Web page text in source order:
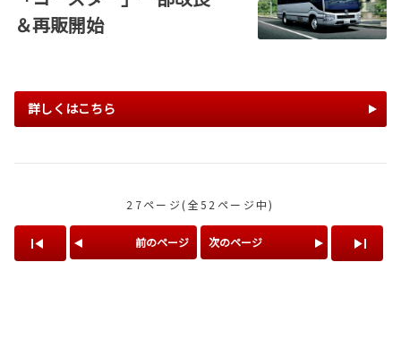
＆再販開始
詳しくはこちら
27ページ(全52ページ中)
前のページ 次のページ